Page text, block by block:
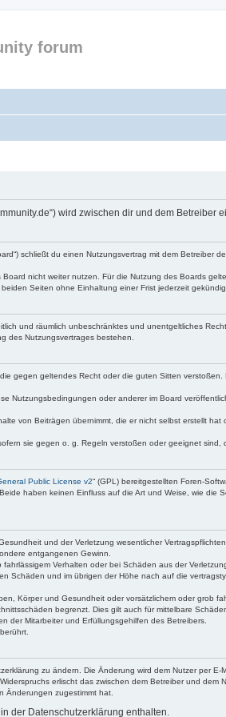
forum
wird zwischen dir und dem
schließt du einen Nutzungsvertrag mit dem
nicht weiter nutzen. Für die Nutzung des Boards
Seiten ohne Einhaltung einer Frist jederzeit
und räumlich unbeschränktes und unentgeltliches
des Nutzungsvertrages bestehen.
gegen geltendes Recht oder die guten Sitten
Nutzungsbedingungen oder anderer im Board
von Beiträgen übernimmt, die er nicht selbst erstellt
sie gegen o. g. Regeln verstoßen oder geeignet sind,
Public License v2“ (GPL) bereitgestellten Foren-
haben keinen Einfluss auf die Art und Weise, wie
und der Verletzung wesentlicher
entgangenen Gewinn.
Verhalten oder bei Schäden aus der
Schäden und im übrigen der Höhe nach auf die
Körper und Gesundheit oder vorsätzlichem oder grob
begrenzt. Dies gilt auch für mittelbare
der Mitarbeiter und Erfüllungsgehilfen des Betreibers.
zu ändern. Die Änderung wird dem Nutzer per E-
erlischt das zwischen dem Betreiber und dem
Änderungen zugestimmt hat.
der Datenschutzerklärung enthalten.